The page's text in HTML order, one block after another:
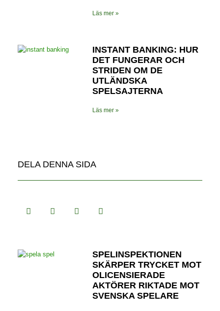
Läs mer »
INSTANT BANKING: HUR
DET FUNGERAR OCH
STRIDEN OM DE
UTLÄNDSKA
SPELSAJTERNA
Läs mer »
DELA DENNA SIDA
SPELINSPEKTIONEN
SKÄRPER TRYCKET MOT
OLICENSIERADE
AKTÖRER RIKTADE MOT
SVENSKA SPELARE